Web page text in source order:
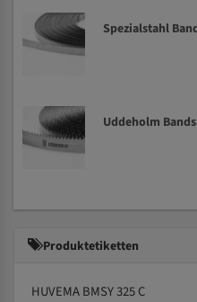
Spezialstahl
Uddeholm
Produktetiketten
HUVEMA BMSY 325 C